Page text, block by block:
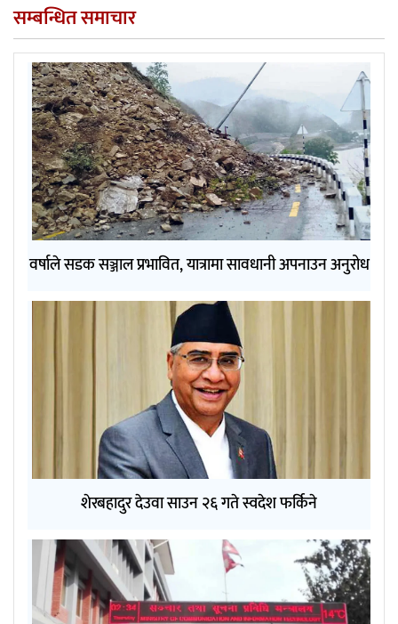
सम्बन्धित समाचार
वर्षाले सडक सञ्जाल प्रभावित, यात्रामा सावधानी अपनाउन अनुरोध
शेरबहादुर देउवा साउन २६ गते स्वदेश फर्किने